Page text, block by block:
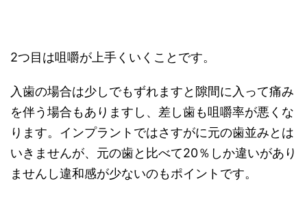
2つ目は咀嚼が上手くいくことです。
入歯の場合は少しでもずれますと隙間に入って痛み
を伴う場合もありますし、差し歯も咀嚼率が悪くな
ります。インプラントではさすがに元の歯並みとは
いきませんが、元の歯と比べて20％しか違いがあり
ませんし違和感が少ないのもポイントです。